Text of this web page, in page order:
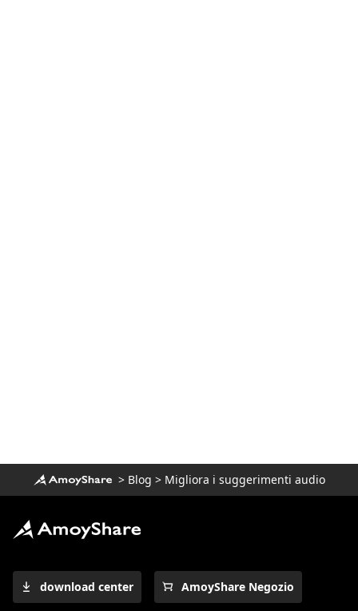
> Blog > Migliora i suggerimenti audio
download center AmoyShare Negozio